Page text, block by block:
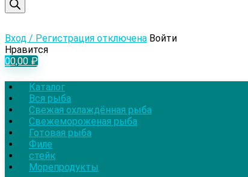
Вход / Регистрация отключена Войти
Нравится
00,00 ₽
Каталог
Вся рыба
Свежая охлаждённая рыба
Свежемороженая рыба
Готовая рыба
Филе
стейк
Морепродукты